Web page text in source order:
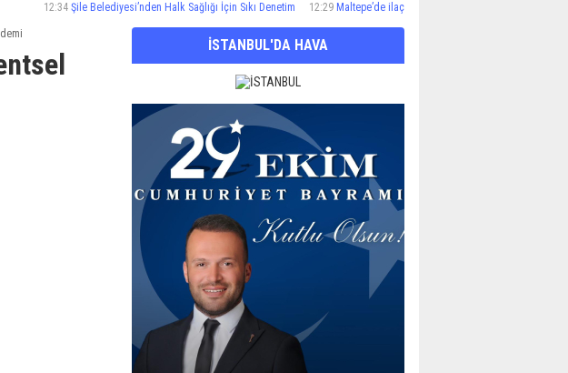
Şile Belediyesi’nden Halk Sağlığı İçin Sıkı Denetim 12:29 Maltepe’de ilaçlama çalışmaları sürüyor
İSTANBUL'DA HAVA